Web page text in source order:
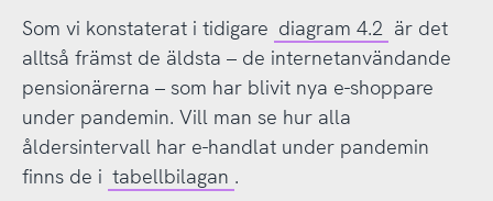
Som vi konstaterat i tidigare diagram 4.2 är det
alltså främst de äldsta – de internetanvändande
pensionärerna – som har blivit nya e-shoppare
under pandemin. Vill man se hur alla
åldersintervall har e-handlat under pandemin
finns de i tabellbilagan .